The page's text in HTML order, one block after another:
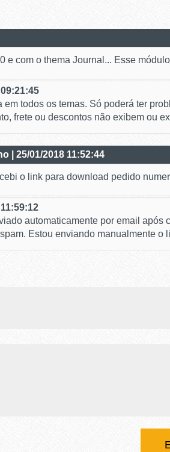
e com o thema Journal... Esse
em todos os temas. Só poderá ter
frete ou descontos não exibem ou
| 25/01/2018 11:52:44
o link para download pedido
automaticamente por email
Estou enviando manualmente o